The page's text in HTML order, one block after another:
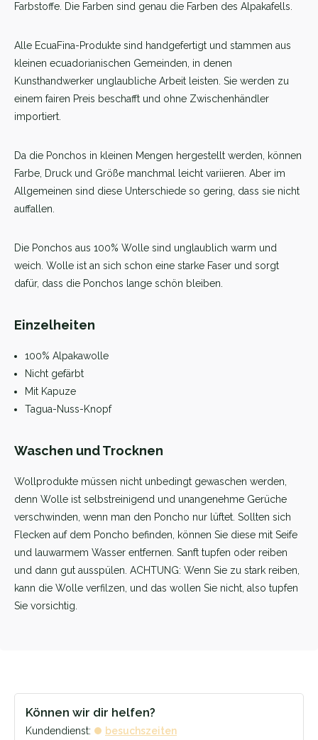
Farbstoffe. Die Farben sind genau die Farben des Alpakafells.
Alle EcuaFina-Produkte sind handgefertigt und stammen aus
kleinen ecuadorianischen Gemeinden, in denen
Kunsthandwerker unglaubliche Arbeit leisten. Sie werden zu
einem fairen Preis beschafft und ohne Zwischenhändler
importiert.
Da die Ponchos in kleinen Mengen hergestellt werden, können
Farbe, Druck und Größe manchmal leicht variieren. Aber im
Allgemeinen sind diese Unterschiede so gering, dass sie nicht
auffallen.
Die Ponchos aus 100% Wolle sind unglaublich warm und
weich. Wolle ist an sich schon eine starke Faser und sorgt
dafür, dass die Ponchos lange schön bleiben.
Einzelheiten
100% Alpakawolle
Nicht gefärbt
Mit Kapuze
Tagua-Nuss-Knopf
Waschen und Trocknen
Wollprodukte müssen nicht unbedingt gewaschen werden,
denn Wolle ist selbstreinigend und unangenehme Gerüche
verschwinden, wenn man den Poncho nur lüftet. Sollten sich
Flecken auf dem Poncho befinden, können Sie diese mit Seife
und lauwarmem Wasser entfernen. Sanft tupfen oder reiben
und dann gut ausspülen. ACHTUNG: Wenn Sie zu stark reiben,
kann die Wolle verfilzen, und das wollen Sie nicht, also tupfen
Sie vorsichtig.
Können wir dir helfen?
Kundendienst: besuchszeiten